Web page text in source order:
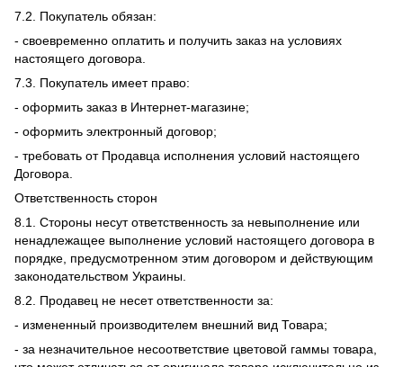
7.2. Покупатель обязан:
- своевременно оплатить и получить заказ на условиях
настоящего договора.
7.3. Покупатель имеет право:
- оформить заказ в Интернет-магазине;
- оформить электронный договор;
- требовать от Продавца исполнения условий настоящего
Договора.
Ответственность сторон
8.1. Стороны несут ответственность за невыполнение или
ненадлежащее выполнение условий настоящего договора в
порядке, предусмотренном этим договором и действующим
законодательством Украины.
8.2. Продавец не несет ответственности за:
- измененный производителем внешний вид Товара;
- за незначительное несоответствие цветовой гаммы товара,